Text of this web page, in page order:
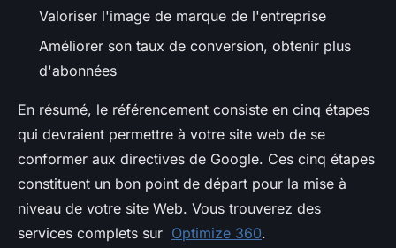
Valoriser l'image de marque de l'entreprise
Améliorer son taux de conversion, obtenir plus
d'abonnées
En résumé, le référencement consiste en cinq étapes
qui devraient permettre à votre site web de se
conformer aux directives de Google. Ces cinq étapes
constituent un bon point de départ pour la mise à
niveau de votre site Web. Vous trouverez des
services complets sur Optimize 360.